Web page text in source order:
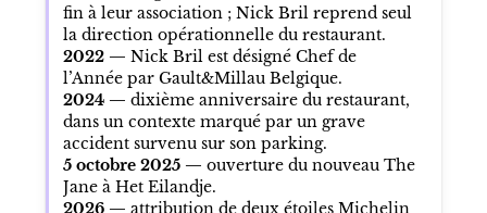
fin à leur association ; Nick Bril reprend seul
la direction opérationnelle du restaurant.
2022 — Nick Bril est désigné Chef de
l’Année par Gault&Millau Belgique.
2024 — dixième anniversaire du restaurant,
dans un contexte marqué par un grave
accident survenu sur son parking.
5 octobre 2025 — ouverture du nouveau The
Jane à Het Eilandje.
2026 — attribution de deux étoiles Michelin